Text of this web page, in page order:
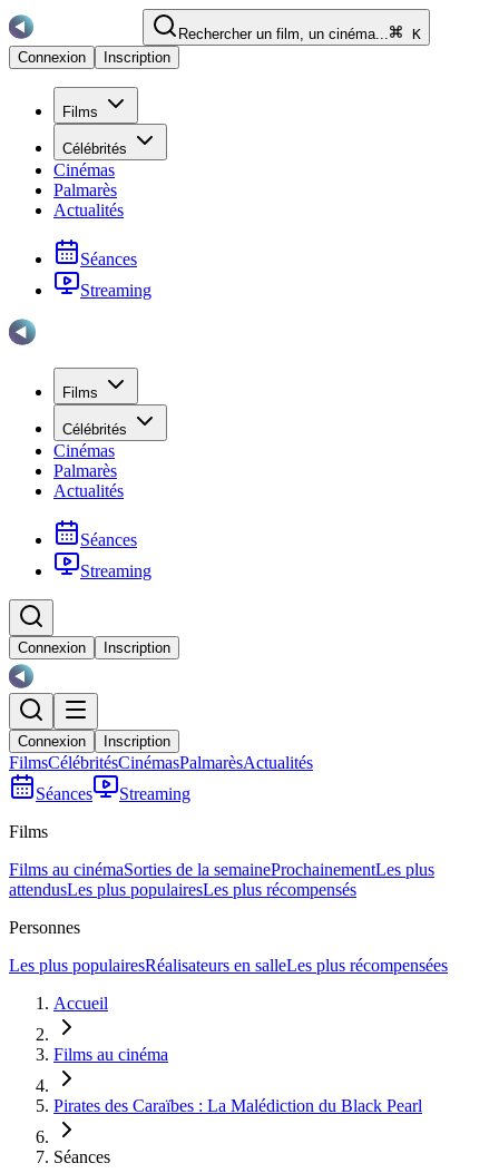
Rechercher un film, un cinéma...
K
Connexion
Inscription
Films
Célébrités
Cinémas
Palmarès
Actualités
Séances
Streaming
Films
Célébrités
Cinémas
Palmarès
Actualités
Séances
Streaming
Connexion Inscription
Connexion Inscription
FilmsCélébritésCinémasPalmarèsActualités
Séances
Streaming
Films
Films au cinémaSorties de la semaineProchainementLes plus
attendusLes plus populairesLes plus récompensés
Personnes
Les plus populairesRéalisateurs en salleLes plus récompensées
Accueil
Films au cinéma
Pirates des Caraïbes : La Malédiction du Black Pearl
Séances